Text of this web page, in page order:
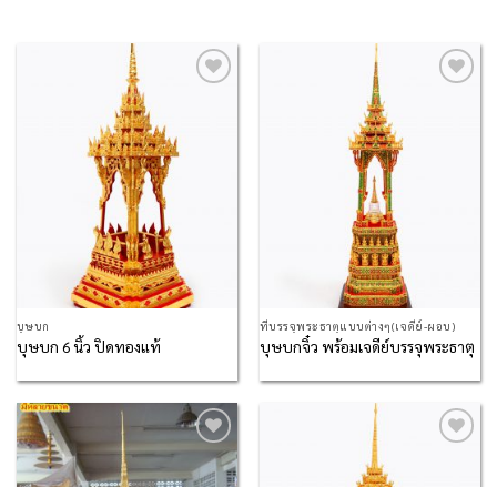
บุษบก
บุษบก 6 นิ้ว ปิดทองแท้
ที่บรรจุพระธาตุแบบต่างๆ(เจดีย์-ผอบ)
บุษบกจิ๋ว พร้อมเจดีย์บรรจุพระธาตุ
Add to
Wishlist